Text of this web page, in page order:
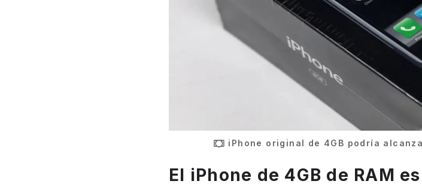
iPhone original de 4GB podría
El iPhone de 4GB de RAM